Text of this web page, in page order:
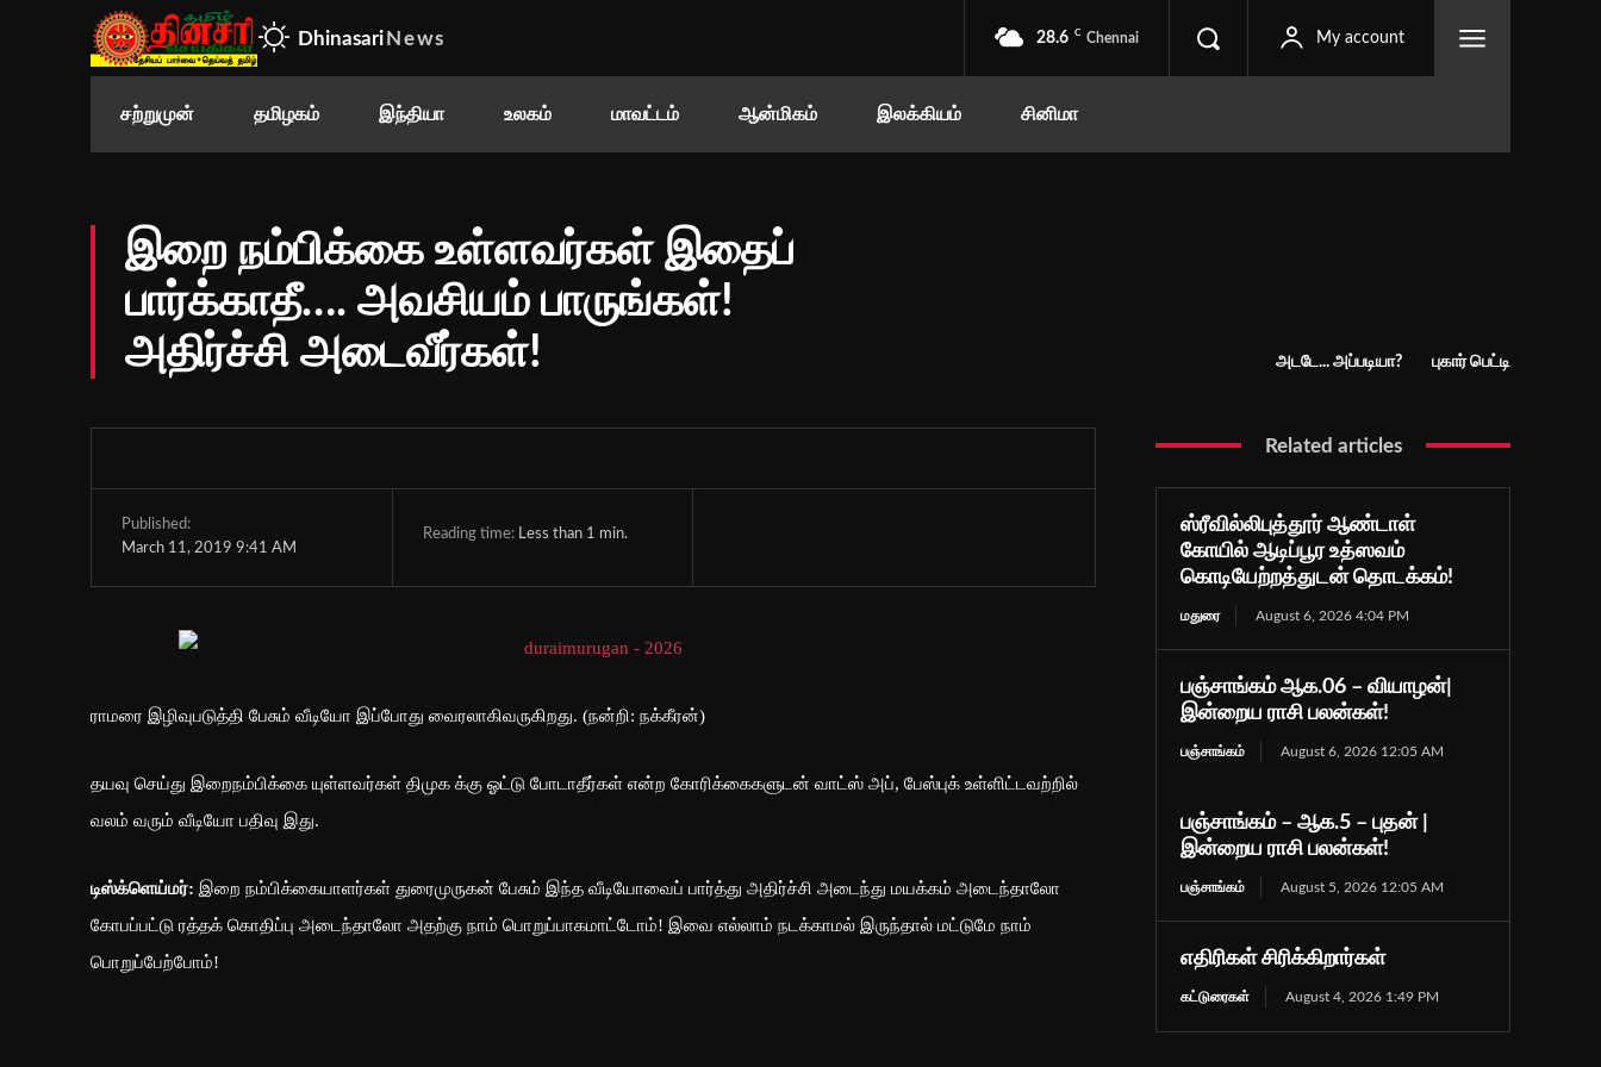
Dhinasari News 28.6 C Chennai My account
சற்றுமுன் தமிழகம் இந்தியா உலகம் மாவட்டம் ஆன்மிகம் இலக்கியம் சினிமா
இறை நம்பிக்கை உள்ளவர்கள் இதைப்
பார்க்காதீ…. அவசியம் பாருங்கள்!
அதிர்ச்சி அடைவீர்கள்!
அடடே... அப்படியா? புகார் பெட்டி
Published:
March 11, 2019 9:41 AM
Reading time: Less than 1 min.
ராமரை இழிவுபடுத்தி பேசும் வீடியோ இப்போது வைரலாகிவருகிறது. (நன்றி: நக்கீரன்)
தயவு செய்து இறைநம்பிக்கை யுள்ளவர்கள் திமுக க்கு ஓட்டு போடாதீர்கள் என்ற கோரிக்கைகளுடன் வாட்ஸ் அப், பேஸ்புக் உள்ளிட்டவற்றில்
வலம் வரும் வீடியோ பதிவு இது.
டிஸ்க்ளெய்மர்: இறை நம்பிக்கையாளர்கள் துரைமுருகன் பேசும் இந்த வீடியோவைப் பார்த்து அதிர்ச்சி அடைந்து மயக்கம் அடைந்தாலோ
கோபப்பட்டு ரத்தக் கொதிப்பு அடைந்தாலோ அதற்கு நாம் பொறுப்பாகமாட்டோம்! இவை எல்லாம் நடக்காமல் இருந்தால் மட்டுமே நாம்
பொறுப்பேற்போம்!
Related articles
ஸ்ரீவில்லிபுத்தூர் ஆண்டாள்
கோயில் ஆடிப்பூர உத்ஸவம்
கொடியேற்றத்துடன் தொடக்கம்!
மதுரை August 6, 2026 4:04 PM
பஞ்சாங்கம் ஆக.06 – வியாழன்|
இன்றைய ராசி பலன்கள்!
பஞ்சாங்கம் August 6, 2026 12:05 AM
பஞ்சாங்கம் – ஆக.5 – புதன் |
இன்றைய ராசி பலன்கள்!
பஞ்சாங்கம் August 5, 2026 12:05 AM
எதிரிகள் சிரிக்கிறார்கள்
கட்டுரைகள் August 4, 2026 1:49 PM